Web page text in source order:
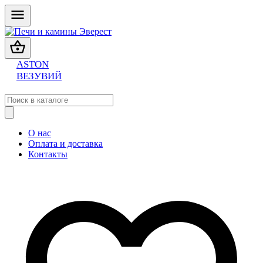
ASTON
ВЕЗУВИЙ
О нас
Оплата и доставка
Контакты